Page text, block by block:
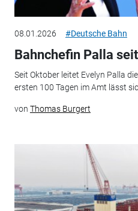
08.01.2026 #Deutsche Bahn
Bahnchefin Palla
Seit Oktober leitet Evelyn Palla
ersten 100 Tagen im Amt lässt
von Thomas Burgert